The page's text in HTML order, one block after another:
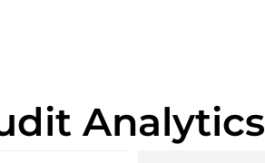
Analytics